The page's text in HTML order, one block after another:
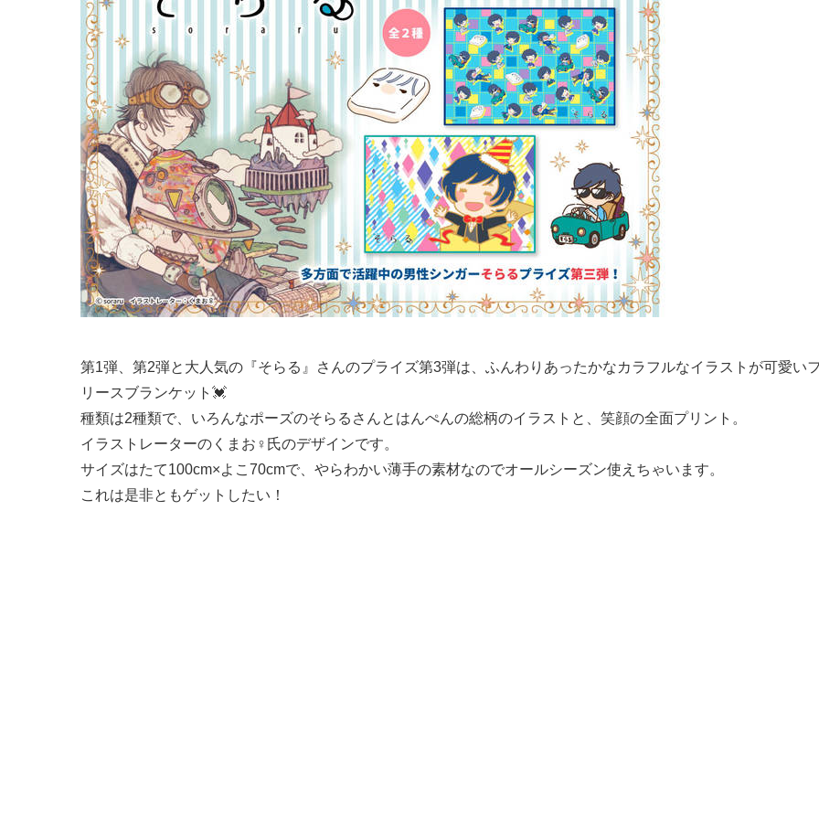
第1弾、第2弾と大人気の『そらる』さんのプライズ第3弾は、ふんわりあったかなカラフルなイラストが可愛い
リースブランケット💓
種類は2種類で、いろんなポーズのそらるさんとはんぺんの総柄のイラストと、笑顔の全面プリント。
イラストレーターのくまお♀氏のデザインです。
サイズはたて100cm×よこ70cmで、やらわかい薄手の素材なのでオールシーズン使えちゃいます。
これは是非ともゲットしたい！